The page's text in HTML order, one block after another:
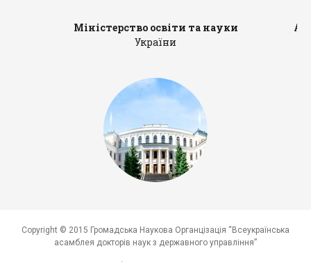
Міністерство освіти та науки
України
Copyright © 2015 Громадська Наукова Органцізація “Всеукраїнська
асамблея докторів наук з державного управління”